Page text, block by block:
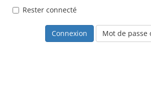
Rester connecté
Mot de passe